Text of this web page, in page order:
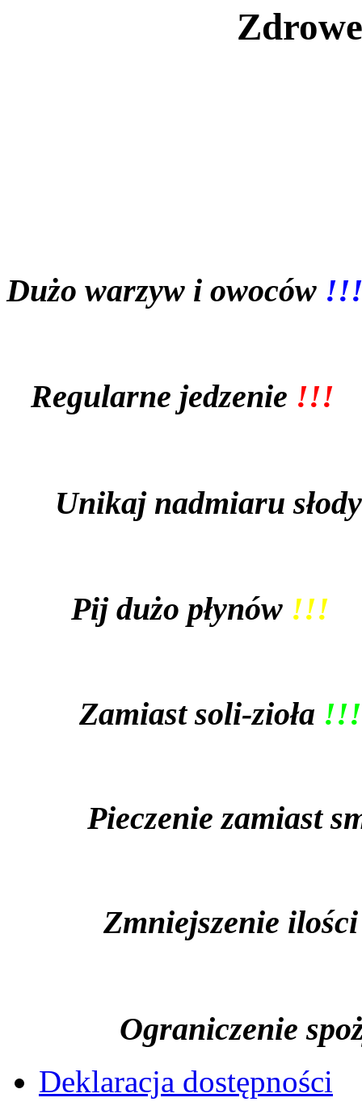
Dużo warzyw i owoców
Regularne jedzenie !!!
Unikaj nadmiaru
Pij dużo płynów !!!
Zamiast soli-zioła !!!
Pieczenie zamiast
Zmniejszenie ilości
Ograniczenie
Deklaracja dostępności